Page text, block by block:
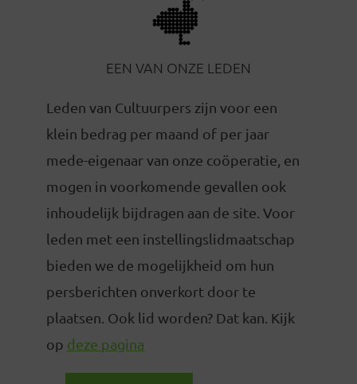
EEN VAN ONZE LEDEN
Leden van Cultuurpers zijn voor een
klein bedrag per maand of per jaar
mede-eigenaar van onze coöperatie, en
mogen in voorkomende gevallen ook
inhoudelijk bijdragen aan de site. Voor
leden met een instellingslidmaatschap
bieden we de mogelijkheid om hun
persberichten onverkort door te
plaatsen. Ook lid worden? Dat kan. Kijk
op deze pagina